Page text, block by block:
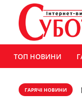
ТОП НОВИНИ
ГАРЯЧІ НОВИНИ